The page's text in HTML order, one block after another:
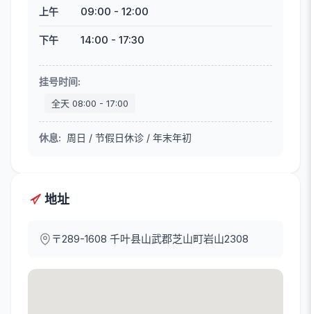
上午 09:00 - 12:00
下午 14:00 - 17:30
挂号时间:
全天 08:00 - 17:00
休息: 周日 / 节假日休诊 / 年末年初
地址
〒289-1608 千叶县山武郡芝山町岩山2308